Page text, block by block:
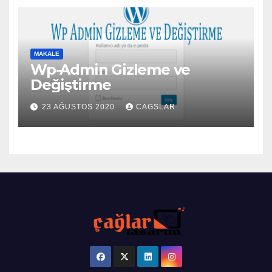
MAKALE
Wp-Admin Gizleme ve
Değiştirme
23 AĞUSTOS 2020 CAGSLAR